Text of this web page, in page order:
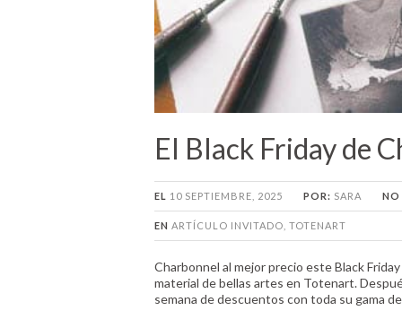
El Black Friday de
EL 10 SEPTIEMBRE, 2025 POR: SARA NO
EN ARTÍCULO INVITADO TOTENART
Charbonnel al mejor precio este Black
material de bellas artes en Totenart.
semana de descuentos con toda su gama